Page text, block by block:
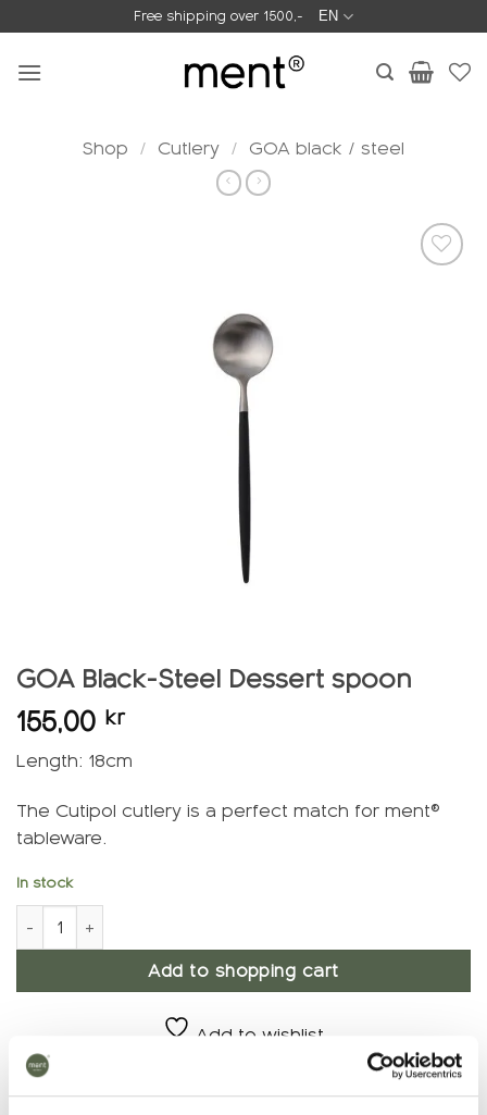
to
content
Free shipping over 1500,- EN
Shop / Cutlery / GOA black / steel
GOA Black-Steel Dessert spoon
155,00 kr
Length: 18cm
The Cutipol cutlery is a perfect match for ment®
tableware.
In stock
GOA Black-Steel Dessert Spoon quantity
Add to shopping cart
Add to wishlist
Product number:
Categories:Cutlery,GOA black/steel